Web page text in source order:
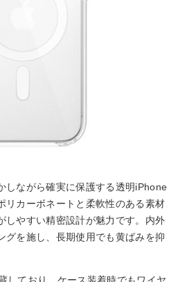
しながら確実に保護する透明iPhone
リカーボネートと柔軟性のある素材
しやすい精密設計が魅力です。内外
グを施し、長期使用でも黄ばみを抑